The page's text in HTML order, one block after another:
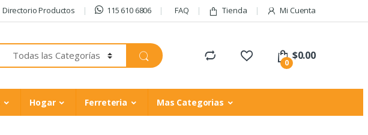
Directorio Productos 115 610 6806 FAQ Tienda Mi Cuenta
0
$0.00
Hogar Ferreteria Mas Categorias